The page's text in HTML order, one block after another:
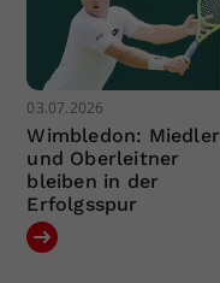
03.07.2026
Wimbledon: Miedler
und Oberleitner
bleiben in der
Erfolgsspur